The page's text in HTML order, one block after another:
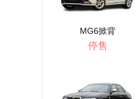
MG6掀背
停售